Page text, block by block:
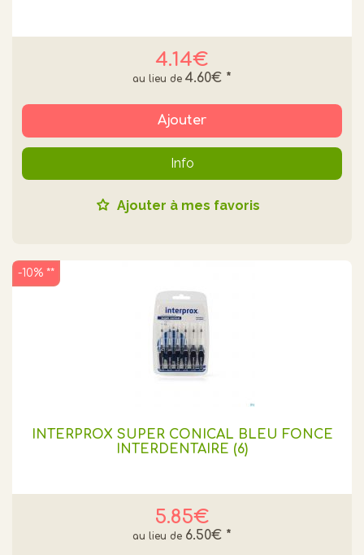
4.14€
4.60€ *
Ajouter
Info
Ajouter à mes favoris
INTERPROX SUPER CONICAL BLEU FONCE
INTERDENTAIRE (6)
5.85€
6.50€ *
-10% **